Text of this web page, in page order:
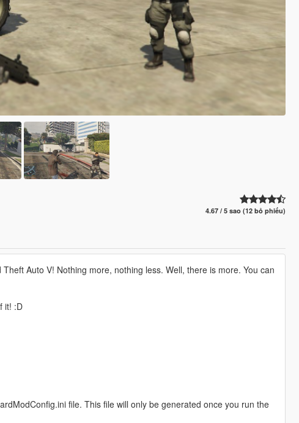
4.67 / 5 sao (12 bỏ phiếu)
Auto V! Nothing more, nothing less. Well, there is more. You can
it! :D
file. This file will only be generated once you run the